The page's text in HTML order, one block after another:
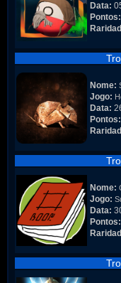
Data:
Pontos:
Nome:
Jogo:
Data:
Pontos:
Nome:
Jogo:
Data:
Pontos: